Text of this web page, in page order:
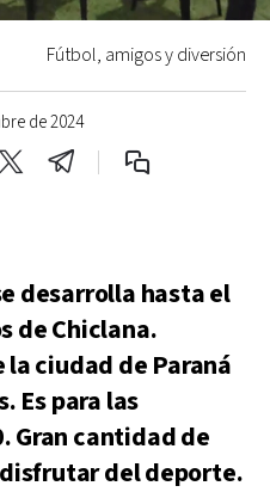
de 2024
Fútbol, amigos y diversión
desarrolla hasta el
de Chiclana.
ciudad de Paraná
Es para las
Gran cantidad de
del deporte.